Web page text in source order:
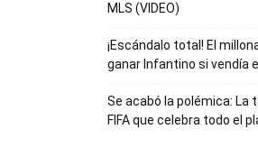
MLS (VIDEO)
¡Escándalo total! El
ganar Infantino si vendía
Se acabó la polémica: La
FIFA que celebra todo el